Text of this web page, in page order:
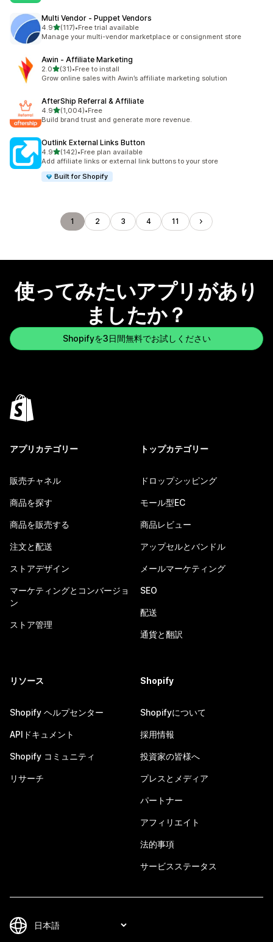
Multi Vendor ‑ Puppet Vendors
4.95つ星中
(117)
合計レビュー数：117件
•Free trial available
Manage your multi-vendor marketplace or consignment store
Awin ‑ Affiliate Marketing
2.05つ星中
(31)
合計レビュー数：31件
•Free to install
Grow online sales with Awin’s affiliate marketing solution
AfterShip Referral & Affiliate
4.95つ星中
(1,004)
合計レビュー数：1004件
•Free
Build brand trust and generate more revenue.
Outlink External Links Button
4.95つ星中
(142)
合計レビュー数：142件
•Free plan available
Add affiliate links or external link buttons to your store
Built for Shopify
1 2 3 4 11
使ってみたいアプリがあり
ましたか？
Shopifyを3日間無料でお試しください
アプリカテゴリー
販売チャネル
商品を探す
商品を販売する
注文と配送
ストアデザイン
マーケティングとコンバージョ
ン
ストア管理
トップカテゴリー
ドロップシッピング
モール型EC
商品レビュー
アップセルとバンドル
メールマーケティング
SEO
配送
通貨と翻訳
リソース
Shopify ヘルプセンター
APIドキュメント
Shopify コミュニティ
リサーチ
Shopify
Shopifyについて
採用情報
投資家の皆様へ
プレスとメディア
パートナー
アフィリエイト
法的事項
サービスステータス